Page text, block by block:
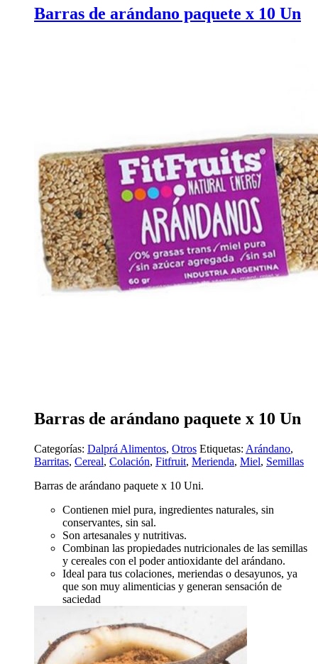
Barras de arándano paquete x 10 Un
Barras de arándano paquete x 10 Un
Categorías: Dalprá Alimentos, Otros Etiquetas: Arándano,
Barritas, Cereal, Colación, Fitfruit, Merienda, Miel, Semillas
Barras de arándano paquete x 10 Uni.
Contienen miel pura, ingredientes naturales, sin
conservantes, sin sal.
Son artesanales y nutritivas.
Combinan las propiedades nutricionales de las semillas
y cereales con el poder antioxidante del arándano.
Ideal para tus colaciones, meriendas o desayunos, ya
que son muy alimenticias y generan sensación de
saciedad